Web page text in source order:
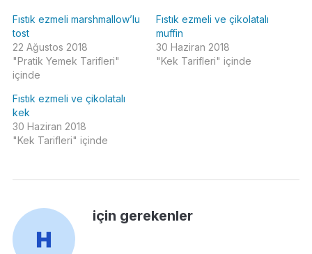
Fıstık ezmeli marshmallow’lu
tost
22 Ağustos 2018
"Pratik Yemek Tarifleri"
içinde
Fıstık ezmeli ve çikolatalı
muffin
30 Haziran 2018
"Kek Tarifleri" içinde
Fıstık ezmeli ve çikolatalı
kek
30 Haziran 2018
"Kek Tarifleri" içinde
için gerekenler